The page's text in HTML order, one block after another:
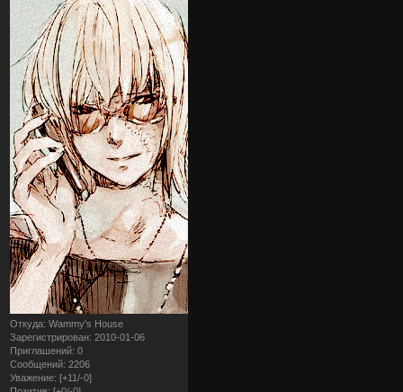
Откуда: Wammy's House
Зарегистрирован: 2010-01-06
Приглашений: 0
Сообщений: 2206
Уважение: [+11/-0]